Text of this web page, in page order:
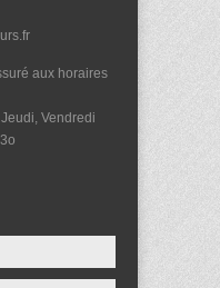
aux horaires
Vendredi